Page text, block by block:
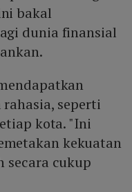
bakal
dunia finansial
seperti
kota. "Ini
kekuatan
secara cukup